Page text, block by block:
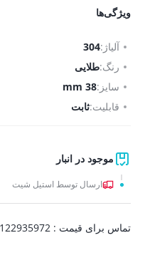
ویژگی‌ها
آلیاژ:304
رنگ:طلایی
سایز:38 mm
قابلیت:ثابت
موجود در انبار
ارسال توسط استیل شیت
تماس برای قیمت : 09122935972